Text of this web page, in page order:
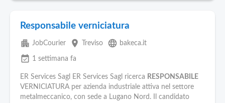
Responsabile verniciatura
apartment JobCourier place Treviso language bakeca.it
event_available 1 settimana fa
ER Services Sagl ER Services Sagl ricerca RESPONSABILE
VERNICIATURA per azienda industriale attiva nel settore
metalmeccanico, con sede a Lugano Nord. Il candidato